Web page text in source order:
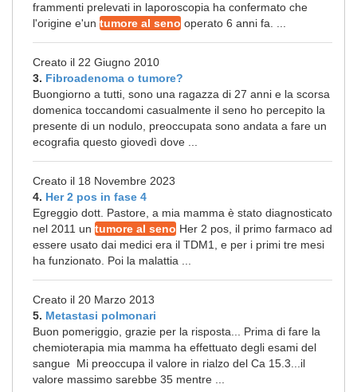
frammenti prelevati in laporoscopia ha confermato che
l'origine e'un tumore al seno operato 6 anni fa. ...
Creato il 22 Giugno 2010
3. Fibroadenoma o tumore?
Buongiorno a tutti, sono una ragazza di 27 anni e la scorsa
domenica toccandomi casualmente il seno ho percepito la
presente di un nodulo, preoccupata sono andata a fare un
ecografia questo giovedì dove ...
Creato il 18 Novembre 2023
4. Her 2 pos in fase 4
Egreggio dott. Pastore, a mia mamma è stato diagnosticato
nel 2011 un tumore al seno Her 2 pos, il primo farmaco ad
essere usato dai medici era il TDM1, e per i primi tre mesi
ha funzionato. Poi la malattia ...
Creato il 20 Marzo 2013
5. Metastasi polmonari
Buon pomeriggio, grazie per la risposta... Prima di fare la
chemioterapia mia mamma ha effettuato degli esami del
sangue Mi preoccupa il valore in rialzo del Ca 15.3...il
valore massimo sarebbe 35 mentre ...